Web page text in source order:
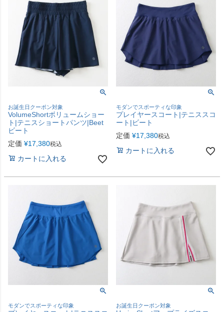
お誕生日クーポン対象
VolumeShortボリュームショー
ト|テニスショートパンツ|Beet
ビート
定価 ¥17,380税込
カートに入れる
モダンでスポーティな印象
プレイヤースコート|テニススコ
ート|ビート
定価 ¥17,380税込
カートに入れる
モダンでスポーティな印象 お誕生日クーポン対象